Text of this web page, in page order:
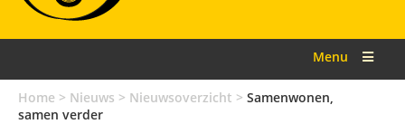
Menu
Home > Nieuws > Nieuwsoverzicht > Samenwonen,
samen verder